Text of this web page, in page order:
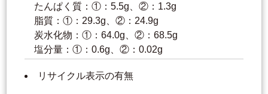
たんぱく質：①：5.5g、②：1.3g
脂質：①：29.3g、②：24.9g
炭水化物：①：64.0g、②：68.5g
塩分量：①：0.6g、②：0.02g
リサイクル表示の有無